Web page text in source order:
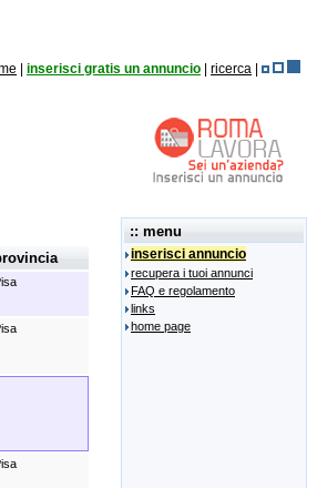
inserisci gratis un annuncio ricerca
:: menu
inserisci annuncio
recupera i tuoi annunci
FAQ e regolamento
links
home page